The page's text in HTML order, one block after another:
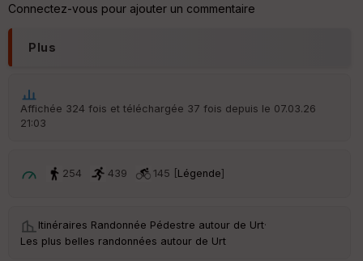
Connectez-vous pour ajouter un commentaire
Plus
Affichée 324 fois et téléchargée 37 fois depuis le 07.03.26
21:03
254 439 145 [Légende]
Itinéraires Randonnée Pédestre autour de Urt·
Les plus belles randonnées autour de Urt